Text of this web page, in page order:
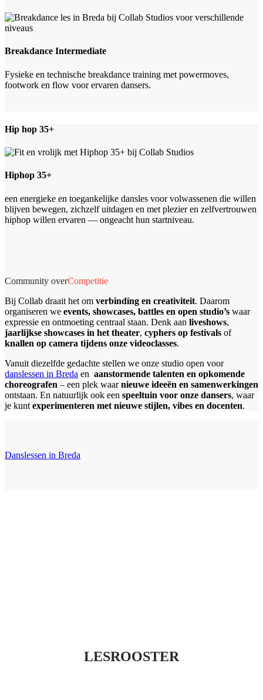
Breakdance Intermediate
Fysieke en technische breakdance training met powermoves,
footwork en flow voor ervaren dansers.
Hip hop 35+
Hiphop 35+
een energieke en toegankelijke dansles voor volwassenen die willen
blijven bewegen, zichzelf uitdagen en met plezier en zelfvertrouwen
hiphop willen ervaren — ongeacht hun startniveau.
Community overCompetitie
Bij Collab draait het om verbinding en creativiteit. Daarom
organiseren we events, showcases, battles en open studio’s waar
expressie en ontmoeting centraal staan. Denk aan liveshows,
jaarlijkse showcases in het theater, cyphers op festivals of
knallen op camera tijdens onze videoclasses.
Vanuit diezelfde gedachte stellen we onze studio open voor
danslessen in Breda en aanstormende talenten en opkomende
choreografen – een plek waarnieuwe ideeën en samenwerkingen
ontstaan. En natuurlijk ook een speeltuin voor onze dansers, waar
je kunt experimenteren met nieuwe stijlen, vibes en docenten.
Danslessen in Breda
LESROOSTER